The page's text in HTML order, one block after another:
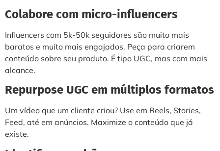
Colabore com micro-influencers
Influencers com 5k-50k seguidores são muito mais
baratos e muito mais engajados. Peça para criarem
conteúdo sobre seu produto. É tipo UGC, mas com mais
alcance.
Repurpose UGC em múltiplos formatos
Um vídeo que um cliente criou? Use em Reels, Stories,
Feed, até em anúncios. Maximize o conteúdo que já
existe.